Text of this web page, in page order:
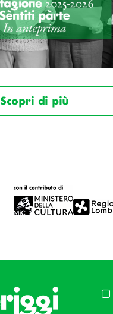
Scopri di più